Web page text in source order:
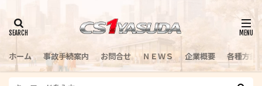
ホーム 事故手続案内 お問合せ ＮＥＷＳ 企業概要 各種方針
検索